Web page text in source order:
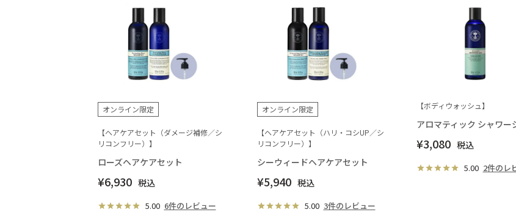
オンライン限定
【ヘアケアセット（ダメージ補修／シ
リコンフリー）】
ローズヘアケアセット
¥6,930 税込
5.00 6件のレビュー
オンライン限定
【ヘアケアセット（ハリ・コシUP／シ
リコンフリー）】
シーウィードヘアケアセット
¥5,940 税込
5.00 3件のレビュー
【ボディウォッシュ】
アロマティック シャワー
¥3,080 税込
5.00 2件のレ